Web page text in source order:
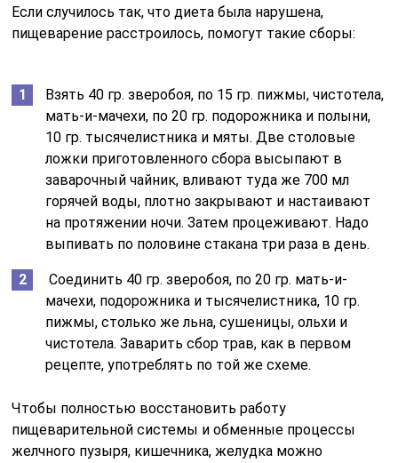
Если случилось так, что диета была нарушена,
пищеварение расстроилось, помогут такие сборы:
Взять 40 гр. зверобоя, по 15 гр. пижмы, чистотела,
мать-и-мачехи, по 20 гр. подорожника и полыни,
10 гр. тысячелистника и мяты. Две столовые
ложки приготовленного сбора высыпают в
заварочный чайник, вливают туда же 700 мл
горячей воды, плотно закрывают и настаивают
на протяжении ночи. Затем процеживают. Надо
выпивать по половине стакана три раза в день.
Соединить 40 гр. зверобоя, по 20 гр. мать-и-
мачехи, подорожника и тысячелистника, 10 гр.
пижмы, столько же льна, сушеницы, ольхи и
чистотела. Заварить сбор трав, как в первом
рецепте, употреблять по той же схеме.
Чтобы полностью восстановить работу
пищеварительной системы и обменные процессы
желчного пузыря, кишечника, желудка можно